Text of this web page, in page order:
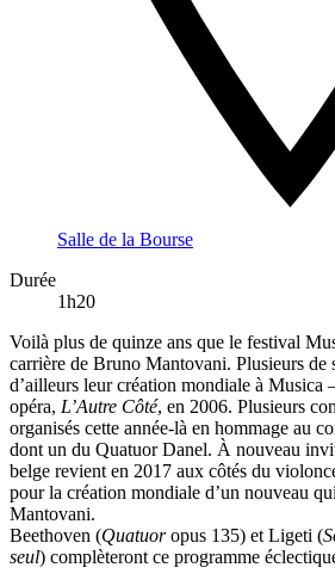
Salle de la Bourse
Durée
1h20
Voilà plus de quinze ans que le festival
carrière de Bruno Mantovani. Plusieurs de
d’ailleurs leur création mondiale à Musica
opéra, L’Autre Côté, en 2006. Plusieurs
organisés cette année-là en hommage au
dont un du Quatuor Danel. À nouveau
belge revient en 2017 aux côtés du
pour la création mondiale d’un nouveau
Mantovani.
Beethoven (Quatuoropus 135) et Ligeti (
seul) complèteront ce programme